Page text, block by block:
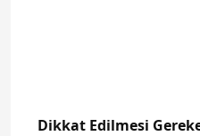
Dikkat Edilmesi